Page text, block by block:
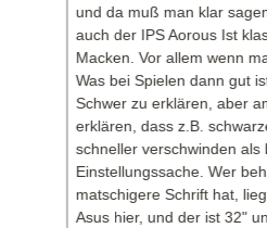
und da muß man klar
auch der IPS Aorous Ist
Macken. Vor allem wenn
Was bei Spielen dann gut
Schwer zu erklären, aber
erklären, dass z.B.
schneller verschwinden
Einstellungssache. Wer
matschigere Schrift hat,
Asus hier, und der ist 32"